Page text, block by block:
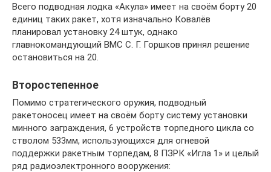
Всего подводная лодка «Акула» имеет на своём борту 20
единиц таких ракет, хотя изначально Ковалёв
планировал установку 24 штук, однако
главнокомандующий ВМС С. Г. Горшков принял решение
остановиться на 20.
Второстепенное
Помимо стратегического оружия, подводный
ракетоносец имеет на своём борту систему установки
минного заграждения, 6 устройств торпедного цикла со
стволом 533мм, использующихся для огневой
поддержки ракетным торпедам, 8 ПЗРК «Игла 1» и целый
ряд радиоэлектронного вооружения: